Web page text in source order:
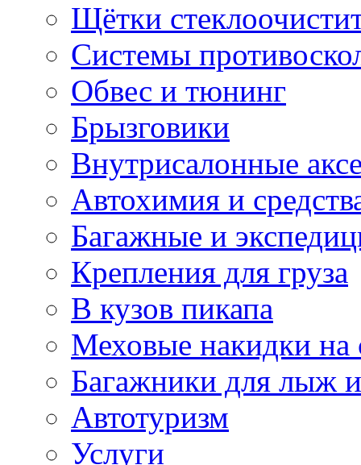
Щётки
Системы
Обвес и тюнинг
Брызговики
Внутрисалонные
Автохимия и
Багажные и
Крепления для груза
В кузов пикапа
Меховые накидки на
Багажники для лыж
Автотуризм
Услуги